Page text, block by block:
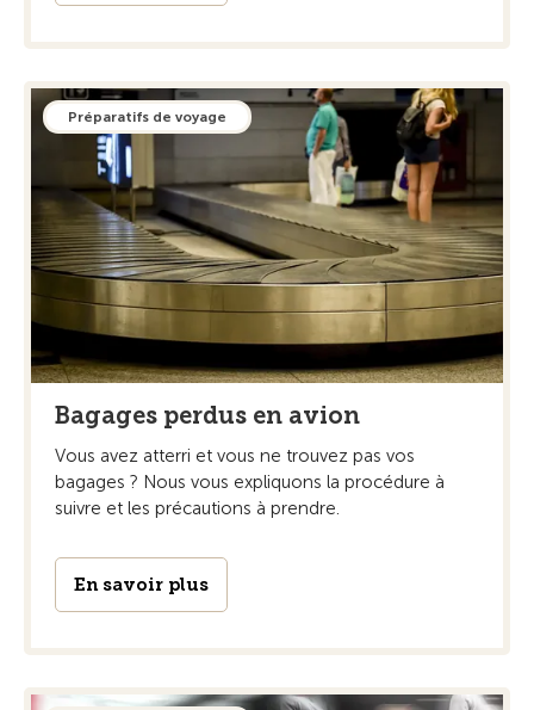
Préparatifs de voyage
Bagages perdus en avion
Vous avez atterri et vous ne trouvez pas vos
bagages ? Nous vous expliquons la procédure à
suivre et les précautions à prendre.
En savoir plus